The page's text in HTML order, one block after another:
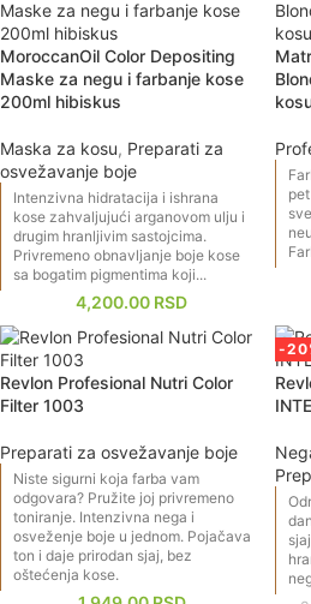
MoroccanOil Color Depositing
Maske za negu i farbanje kose
200ml hibiskus
Maska za kosu, Preparati za
osvežavanje boje
4,200.00 RSD
Intenzivna hidratacija i ishrana
kose zahvaljujući arganovom ulju i
drugim hranljivim sastojcima.
Privremeno obnavljanje boje kose
sa bogatim pigmentima koji...
Revlon Profesional Nutri Color
Filter 1003
Preparati za osvežavanje boje
Niste sigurni koja farba vam
odgovara? Pružite joj privremeno
toniranje. Intenzivna nega i
osveženje boje u jednom. Pojačava
ton i daje prirodan sjaj, bez
oštećenja kose.
-